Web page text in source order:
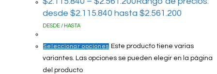
desde $2.115.840 hasta $2.561.200
DESDE / HASTA
Seleccionar opciones Este producto tiene varias
variantes. Las opciones se pueden elegir en la página
del producto